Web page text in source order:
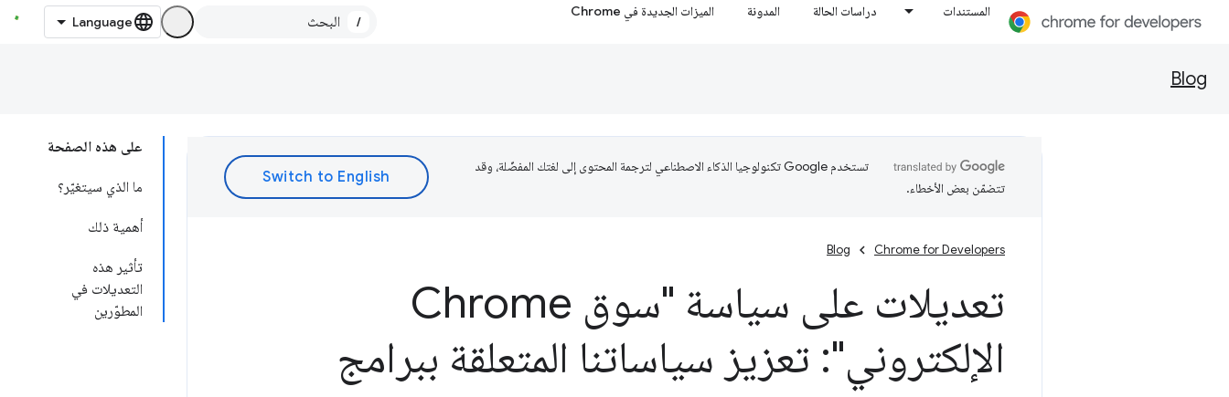
المستندات دراسات الحالة المدونة الميزات الجديدة في Chrome
/
Blog
على هذه الصفحة
ما الذي سيتغيّر؟
أهمية ذلك
تأثير هذه
التعديلات في
المطوّرين
تستخدم Google تكنولوجيا الذكاء الاصطناعي لترجمة المحتوى إلى لغتك المفضّلة، وقد
تتضمّن بعض الأخطاء.
Chrome for Developers
Blog
تعديلات على سياسة "سوق Chrome
الإلكتروني": تعزيز سياساتنا المتعلقة ببرامج